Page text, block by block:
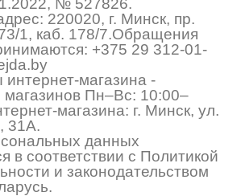
№ 527826.
220020, г. Минск, пр.
1, каб. 178/7.Обращения
+375 29 312-01-
магазина -
магазинов Пн–Вс: 10:00–
магазина: г. Минск, ул.
31А.
данных
в соответствии с Политикой
и законодательством